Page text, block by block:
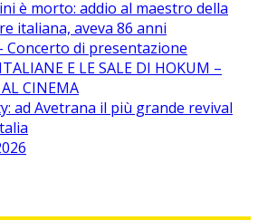
è morto: addio al maestro della
italiana, aveva 86 anni
Concerto di presentazione
E LE SALE DI HOKUM –
CINEMA
ad Avetrana il più grande revival